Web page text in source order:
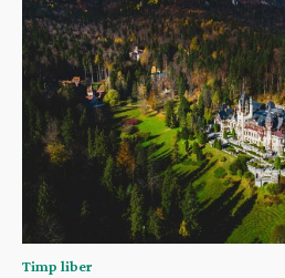
Timp liber